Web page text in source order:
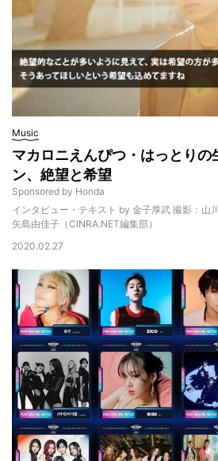
Music
マカロニえんぴつ・はっとりの
ン、絶望と希望
Sponsored by Honda
インタビュー・テキスト by 金子厚武 撮影：
矢島由佳子（CINRA.NET編集部）
2020.02.27